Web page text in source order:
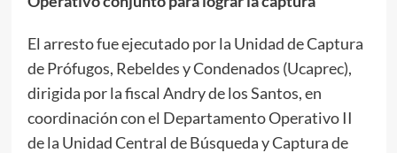
El arresto fue ejecutado por la Unidad de Captura
de Prófugos, Rebeldes y Condenados (Ucaprec),
dirigida por la fiscal Andry de los Santos, en
coordinación con el Departamento Operativo II
de la Unidad Central de Búsqueda y Captura de